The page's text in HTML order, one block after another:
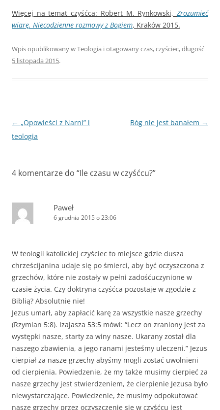
Więcej na temat czyśćca: Robert M. Rynkowski, Zrozumieć
wiarę. Niecodzienne rozmowy z Bogiem, Kraków 2015.
Wpis opublikowany wTeologia i otagowanyczas,czyściec,długość
5 listopada 2015.
Nawigacja
wpisu
← „Opowieści z Narni” i
teologia
Bóg nie jest banałem →
4 komentarze do “Ile czasu w czyśćcu?”
Paweł
6 grudnia 2015 o 23:06
W teologii katolickiej czyściec to miejsce gdzie dusza
chrześcijanina udaje się po śmierci, aby być oczyszczona z
grzechów, które nie zostały w pełni zadośćuczynione w
czasie życia. Czy doktryna czyśćca pozostaje w zgodzie z
Biblią? Absolutnie nie!
Jezus umarł, aby zapłacić karę za wszystkie nasze grzechy
(Rzymian 5:8). Izajasza 53:5 mówi: “Lecz on zraniony jest za
występki nasze, starty za winy nasze. Ukarany został dla
naszego zbawienia, a jego ranami jesteśmy uleczeni.” Jezus
cierpiał za nasze grzechy abyśmy mogli zostać uwolnieni
od cierpienia. Powiedzenie, że my także musimy cierpieć za
nasze grzechy jest stwierdzeniem, że cierpienie Jezusa było
niewystarczające. Powiedzenie, że musimy odpokutować
nasze grzechy przez oczyszczenie się w czyśćcu jest